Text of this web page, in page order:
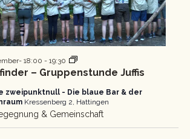
– Gruppenstunde Juffis
18:00 - 19:30
Pfadfinder
Gruppenstunde
zweipunktnull - Die blaue Bar & der
Kressenberg 2, Hattingen
& Gemeinschaft